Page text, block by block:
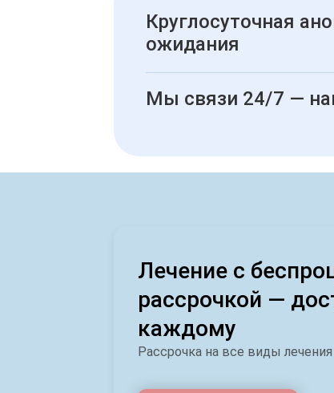
Круглосуточная
ожидания
Мы связи 24/7 —
Лечение с
рассрочкой —
каждому
Рассрочка на все виды